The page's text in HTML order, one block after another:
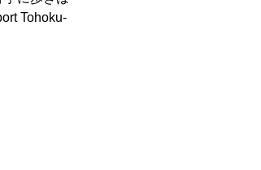
Tohoku-